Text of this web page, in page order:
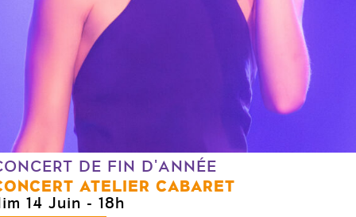
DE FIN D'ANNÉE
ATELIER CABARET
14 Juin - 18h